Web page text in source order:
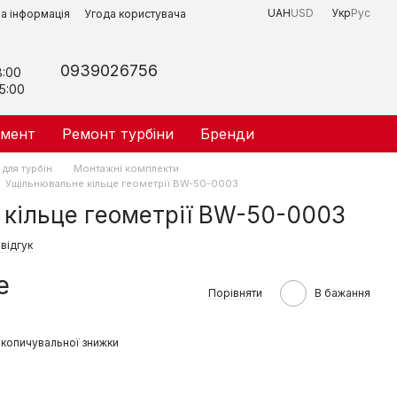
інформація Угода користувача UAHUSD УкрРус
0939026756
Ремонт турбіни Бренди
турбін
Монтажні комплекти
Ущільнювальне кільце геометрії BW-50-0003
геометрії BW-50-0003
Порівняти В бажання
знижки